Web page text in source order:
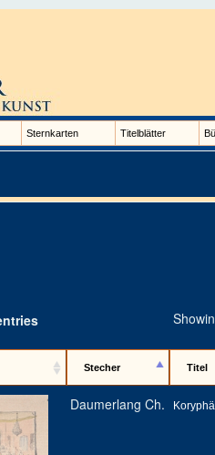
Sternkarten Titelblätter
Stecher Titel
Daumerlang Ch.